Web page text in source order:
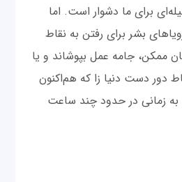
برای ما دشوار است. اما
بشر برای رفتن به نقاط
ممکن، جامه عمل بپوشاند و یا
دور دست دنیا زا که هم‌اکنون
زمانی در حدود چند ساعت